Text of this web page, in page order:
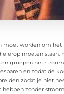
moet worden om het
erop moeten staan.
groepen het
en zodat de
zodat je niet
zonder